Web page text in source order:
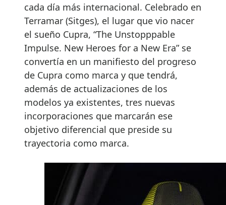
cada día más internacional. Celebrado en
Terramar (Sitges), el lugar que vio nacer
el sueño Cupra, “The Unstopppable
Impulse. New Heroes for a New Era” se
convertía en un manifiesto del progreso
de Cupra como marca y que tendrá,
además de actualizaciones de los
modelos ya existentes, tres nuevas
incorporaciones que marcarán ese
objetivo diferencial que preside su
trayectoria como marca.